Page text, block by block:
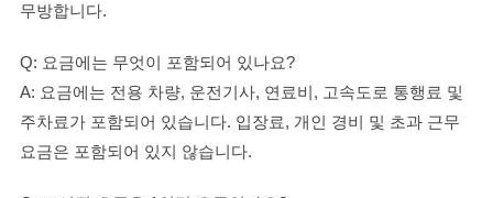
무방합니다.
Q: 요금에는 무엇이 포함되어 있나요?
A: 요금에는 전용 차량, 운전기사, 연료비, 고속도로 통행료 및
주차료가 포함되어 있습니다. 입장료, 개인 경비 및 초과 근무
요금은 포함되어 있지 않습니다.